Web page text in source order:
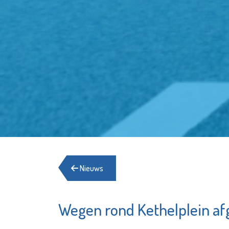
Nieuws
Wegen rond Kethelplein
Het Schiedams